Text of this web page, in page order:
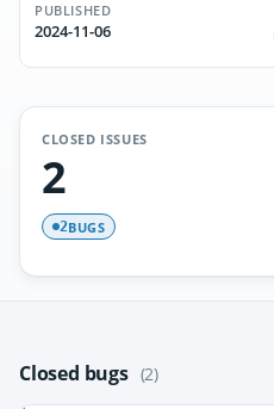
PUBLISHED
2024-11-06
CLOSED ISSUES
2
2BUGS
Closed bugs (2)